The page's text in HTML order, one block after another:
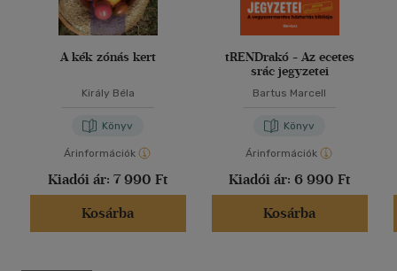
A kék zónás kert
Király Béla
Könyv
Árinformációk
Kiadói ár: 7 990 Ft
Kosárba
tRENDrakó - Az ecetes
srác jegyzetei
Bartus Marcell
Könyv
Árinformációk
Kiadói ár: 6 990 Ft
Kosárba